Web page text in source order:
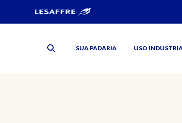
SUA PADARIA USO